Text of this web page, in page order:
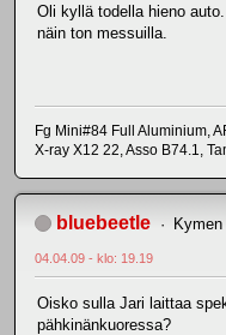
Oli kyllä todella hieno
näin ton messuilla.
Fg Mini#84 Full Aluminium,
X-ray X12 22, Asso B74.1,
bluebeetle
04.04.09 - klo: 19.19
Oisko sulla Jari laittaa
pähkinänkuoressa?